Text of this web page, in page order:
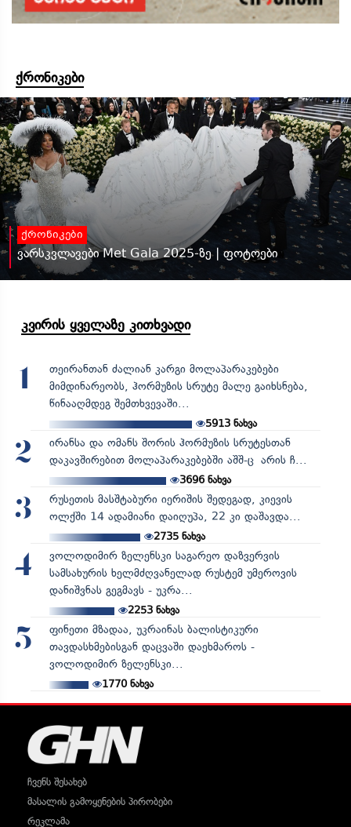
ქრონიკები
ქრონიკები
ვარსკვლავები Met Gala 2025-ზე | ფოტოები
კვირის ყველაზე კითხვადი
1
თეირანთან ძალიან კარგი მოლაპარაკებები
მიმდინარეობს, ჰორმუზის სრუტე მალე გაიხსნება,
წინააღმდეგ შემთხვევაში...
5913 ნახვა
2
ირანსა და ომანს შორის ჰორმუზის სრუტესთან
დაკავშირებით მოლაპარაკებებში აშშ-ც არის ჩ...
3696ნახვა
3
რუსეთის მასშტაბური იერიშის შედეგად, კიევის
ოლქში 14 ადამიანი დაიღუპა, 22 კი დაშავდა...
2735ნახვა
4
ვოლოდიმირ ზელენსკი საგარეო დაზვერვის
სამსახურის ხელმძღვანელად რუსტემ უმეროვის
დანიშვნას გეგმავს - უკრა...
2253ნახვა
5
ფინეთი მზადაა, უკრაინას ბალისტიკური
თავდასხმებისგან დაცვაში დაეხმაროს -
ვოლოდიმირ ზელენსკი...
1770ნახვა
ჩვენს შესახებ
მასალის გამოყენების პირობები
რეკლამა